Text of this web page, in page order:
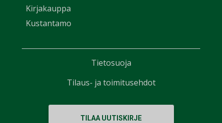
Kirjakauppa
Kustantamo
TILAA UUTISKIRJE
Tietosuoja
Tilaus- ja toimitusehdot